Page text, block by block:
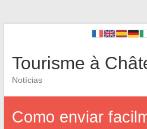
Tourisme à
Notícias
Como enviar